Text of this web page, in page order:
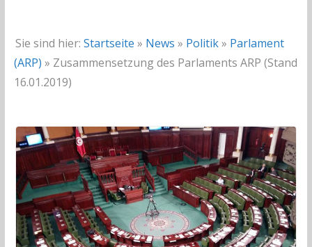
Sie sind hier: Startseite » News » Politik» Parlament
(ARP) » Zusammensetzung des Parlaments ARP (Stand
16.01.2019)